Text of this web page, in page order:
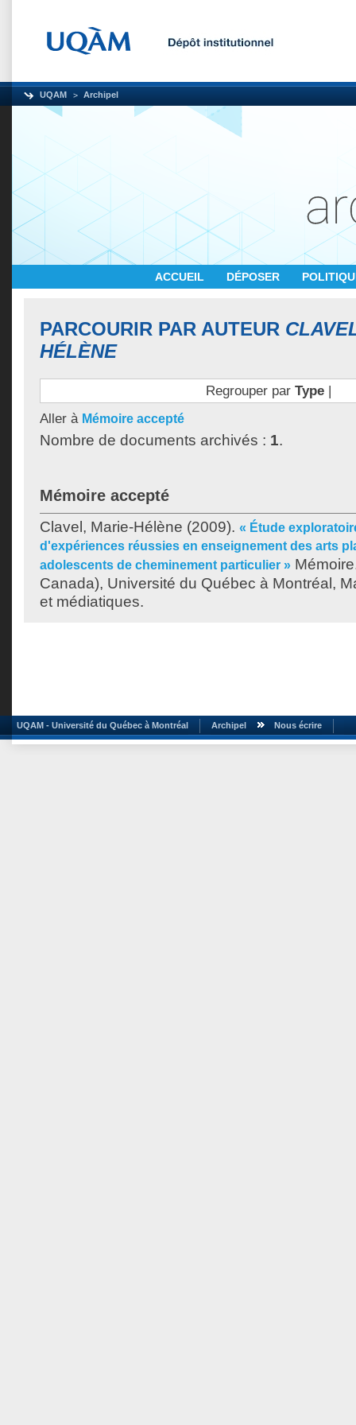
UQAM Archipel
ACCUEIL DÉPOSER
PARCOURIR PAR AUTEUR
HÉLÈNE
Regrouper par Type|
Aller à Mémoire accepté
Nombre de documents archivés : 1.
Mémoire accepté
Clavel, Marie-Hélène (2009). « Étude
d'expériences réussies en enseignement des arts
adolescents de cheminement particulier »
Canada), Université du Québec à Montréal,
et médiatiques.
UQAM - Université du Québec à Montréal Archipel Nous écrire